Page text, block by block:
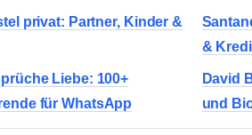
privat: Partner, Kinder &
&
Liebe: 100+
für WhatsApp
David
und